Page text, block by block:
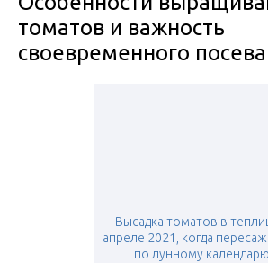
томатов и важность
своевременного посева
Высадка томатов в
апреле 2021, когда
по лунному календарю